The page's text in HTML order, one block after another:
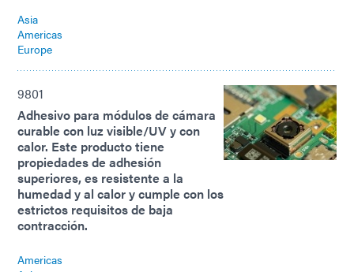
Asia
Americas
Europe
9801
Adhesivo para módulos de cámara
curable con luz visible/UV y con
calor. Este producto tiene
propiedades de adhesión
superiores, es resistente a la
humedad y al calor y cumple con los
estrictos requisitos de baja
contracción.
Americas